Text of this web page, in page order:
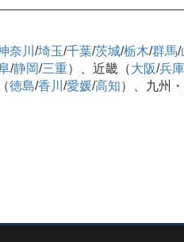
奈川 /埼玉/千葉/茨城/栃木/群馬/
/静岡/三重）、近畿（大阪/兵庫
徳島/香川 /愛媛/高知）、九州